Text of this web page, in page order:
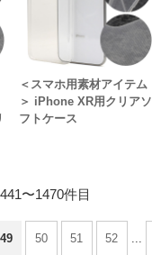
＜スマホ用素材アイテム
＞ iPhone XR用クリアソ
フトケース
〜1470件目
49 50 51 52 ...